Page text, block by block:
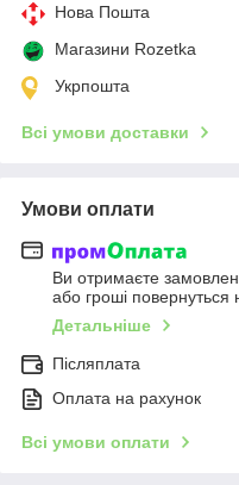
Нова Пошта
Магазини Rozetka
Укрпошта
Всі умови доставки
Умови оплати
Ви отримаєте
або гроші повернуться
Детальніше
Післяплата
Оплата на рахунок
Всі умови оплати